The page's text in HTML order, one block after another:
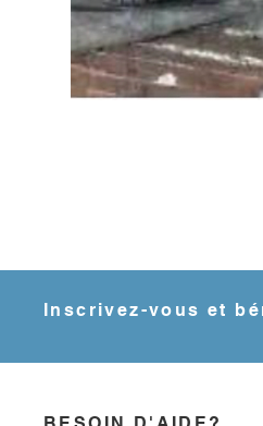
Inscrivez-vous et